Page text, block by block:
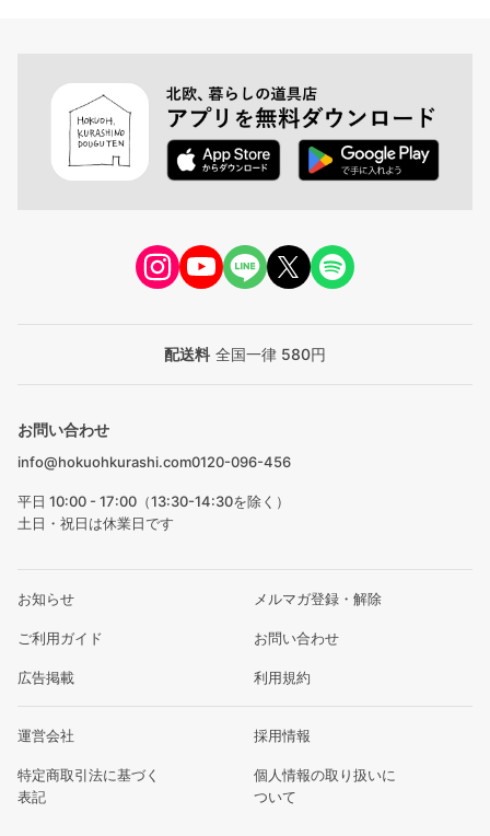
配送料 全国一律 580円
お問い合わせ
info@hokuohkurashi.com0120-096-456
平日 10:00 - 17:00（13:30-14:30を除く）
土日・祝日は休業日です
お知らせ メルマガ登録・解除
ご利用ガイド お問い合わせ
広告掲載 利用規約
運営会社 採用情報
特定商取引法に基づく
表記
個人情報の取り扱いに
ついて